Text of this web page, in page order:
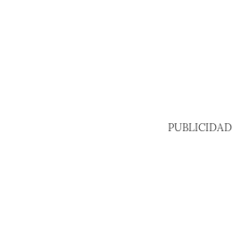
PUBLICIDAD